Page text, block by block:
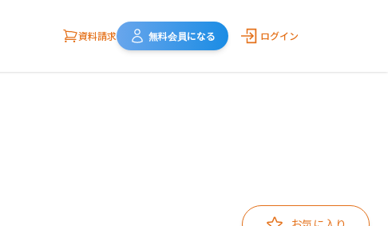
資料請求 無料会員になる ログイン